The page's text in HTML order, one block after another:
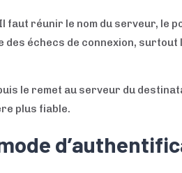
faut réunir le nom du serveur, le
des échecs de connexion,
le remet au serveur du
plus fiable.